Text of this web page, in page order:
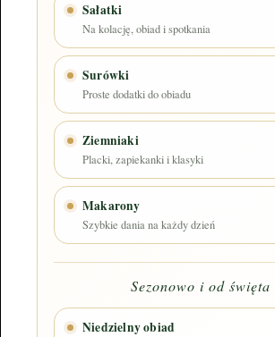
Sałatki
Na kolację, obiad i spotkania
Surówki
Proste dodatki do obiadu
Ziemniaki
Placki, zapiekanki i klasyki
Makarony
Szybkie dania na każdy dzień
Sezonowo i od święta
Niedzielny obiad